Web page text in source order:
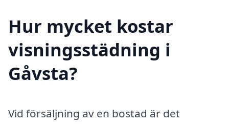
Hur mycket kostar
visningsstädning i
Gåvsta?
Vid försäljning av en bostad är det